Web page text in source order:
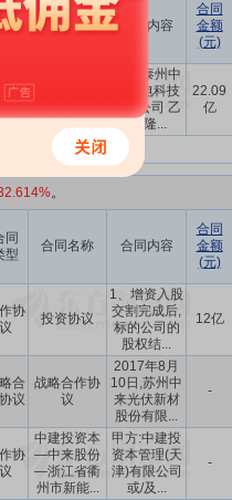
同
型
合同名称 合同内容
合同
金额
(元)
合
架合同
甲方:泰州中
来光电科技
有限公司 乙
方:隆...
22.09
亿
。
同
型
合同名称 合同内容
合同
金额
(元)
协
议
投资协议
1、增资入股
交割完成后,
标的公司的
股权结...
12亿
合
议
战略合作协
议
2017年8月
10日,苏州中
来光伏新材
股份有限...
-
协
议
中建投资本
—中来股份
—浙江省衢
州市新能...
甲方:中建投
资本管理(天
津)有限公司
或/及...
-